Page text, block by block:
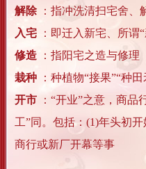
解除 ：指冲洗清扫宅舍、
入宅
：即迁入新宅、所谓
修造
：指阳宅之造与修理
栽种
：种植物“接果”“种田
开市
：“开业”之意，商品
工”同。包括：(1)年头初
商行或新厂开幕等事